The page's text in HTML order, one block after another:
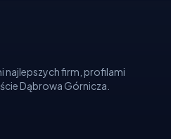
najlepszych firm, profilami
Dąbrowa Górnicza.